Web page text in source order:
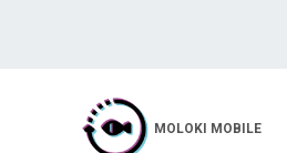
MOLOKI MOBILE